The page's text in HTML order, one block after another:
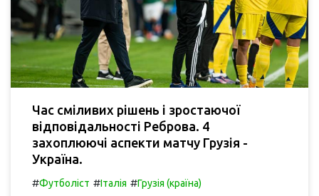
Час сміливих рішень і зростаючої
відповідальності Реброва. 4
захоплюючі аспекти матчу Грузія -
Україна.
#Футболіст #Італія #Грузія (країна)